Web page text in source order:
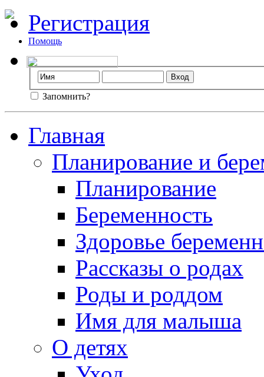
Регистрация
Помощь
Запомнить?
Главная
Планирование и
Планирование
Беременность
Здоровье
Рассказы о родах
Роды и роддом
Имя для малыша
О детях